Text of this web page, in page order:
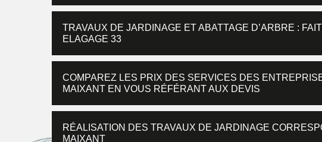
TRAVAUX DE JARDINAGE ET ABATTAGE D’ARBRE :
ELAGAGE 33
COMPAREZ LES PRIX DES SERVICES DES
MAIXANT EN VOUS RÉFÉRANT AUX DEVIS
RÉALISATION DES TRAVAUX DE JARDINAGE
MAIXANT